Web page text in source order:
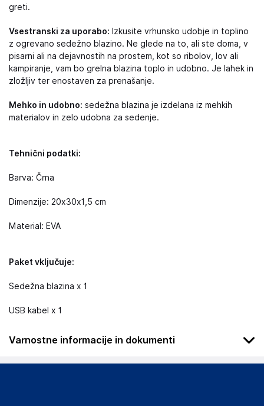
greti.
Vsestranski za uporabo: Izkusite vrhunsko udobje in toplino
z ogrevano sedežno blazino. Ne glede na to, ali ste doma, v
pisarni ali na dejavnostih na prostem, kot so ribolov, lov ali
kampiranje, vam bo grelna blazina toplo in udobno. Je lahek in
zložljiv ter enostaven za prenašanje.
Mehko in udobno: sedežna blazina je izdelana iz mehkih
materialov in zelo udobna za sedenje.
Tehnični podatki:
Barva: Črna
Dimenzije: 20x30x1,5 cm
Material: EVA
Paket vključuje:
Sedežna blazina x 1
USB kabel x 1
Varnostne informacije in dokumenti
Da bi se izognili nevarnosti, hranite ta izdelek izven dosega